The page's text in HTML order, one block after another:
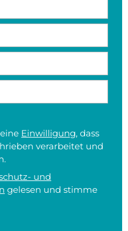
Einwilligung, dass
verarbeitet und
und
gelesen und stimme